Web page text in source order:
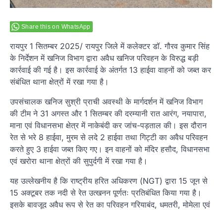
Share this on WhatsApp
रायपुर 1 सितम्बर 2025/ रायपुर जिले में कलेक्टर डॉ. गौरव कुमार सिंह
के निर्देशन में खनिज विभाग द्वारा अवैध खनिज परिवहन के विरुद्ध बड़ी
कार्रवाई की गई है। इस कार्रवाई के अंतर्गत 13 हाईवा वाहनों को जब्त कर
संबंधित थाना क्षेत्रों में रखा गया है।
उपसंचालक खनिज सुश्री प्राची अवस्थी के मार्गदर्शन में खनिज विभाग
की टीम ने 31 अगस्त और 1 सितम्बर की दरम्यानी रात आरंग, नयापारा,
माना एवं विधानसभा क्षेत्र में नाकेबंदी कर जांच-पड़ताल की। इस दौरान
रेत से भरे 8 हाईवा, मुरम से लदे 2 हाईवा तथा गिट्टी का अवैध परिवहन
करते हुए 3 हाईवा जब्त किए गए। इन वाहनों को मंदिर हसौद, विधानसभा
एवं खरोरा थाना क्षेत्रों की सुपुर्दगी में रखा गया है।
यह उल्लेखनीय है कि राष्ट्रीय हरित अधिकरण (NGT) द्वारा 15 जून से
15 अक्टूबर तक नदी से रेत उत्खनन पूर्णतः प्रतिबंधित किया गया है।
इसके बावजूद अवैध रूप से रेत का परिवहन गरियाबंद, धमतरी, मोमेला एवं